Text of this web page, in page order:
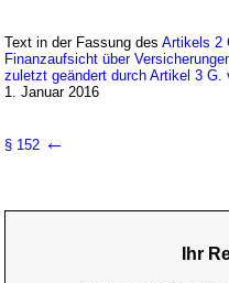
Text in der Fassung desArtikels 2
Finanzaufsicht über
zuletzt geändert durch Artikel 3
1. Januar 2016
§ 152 ←
Ihr